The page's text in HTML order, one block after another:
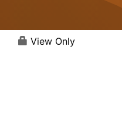
View Only